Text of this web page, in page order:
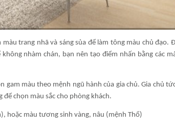
trang nhã và sáng sủa để làm tông màu chủ đạo.
nhàm chán, bạn nên tạo điểm nhấn bằng các
màu theo mệnh ngũ hành của gia chủ. Gia chủ
chọn màu sắc cho phòng khách.
hoặc màu tương sinh vàng, nâu (mệnh Thổ)